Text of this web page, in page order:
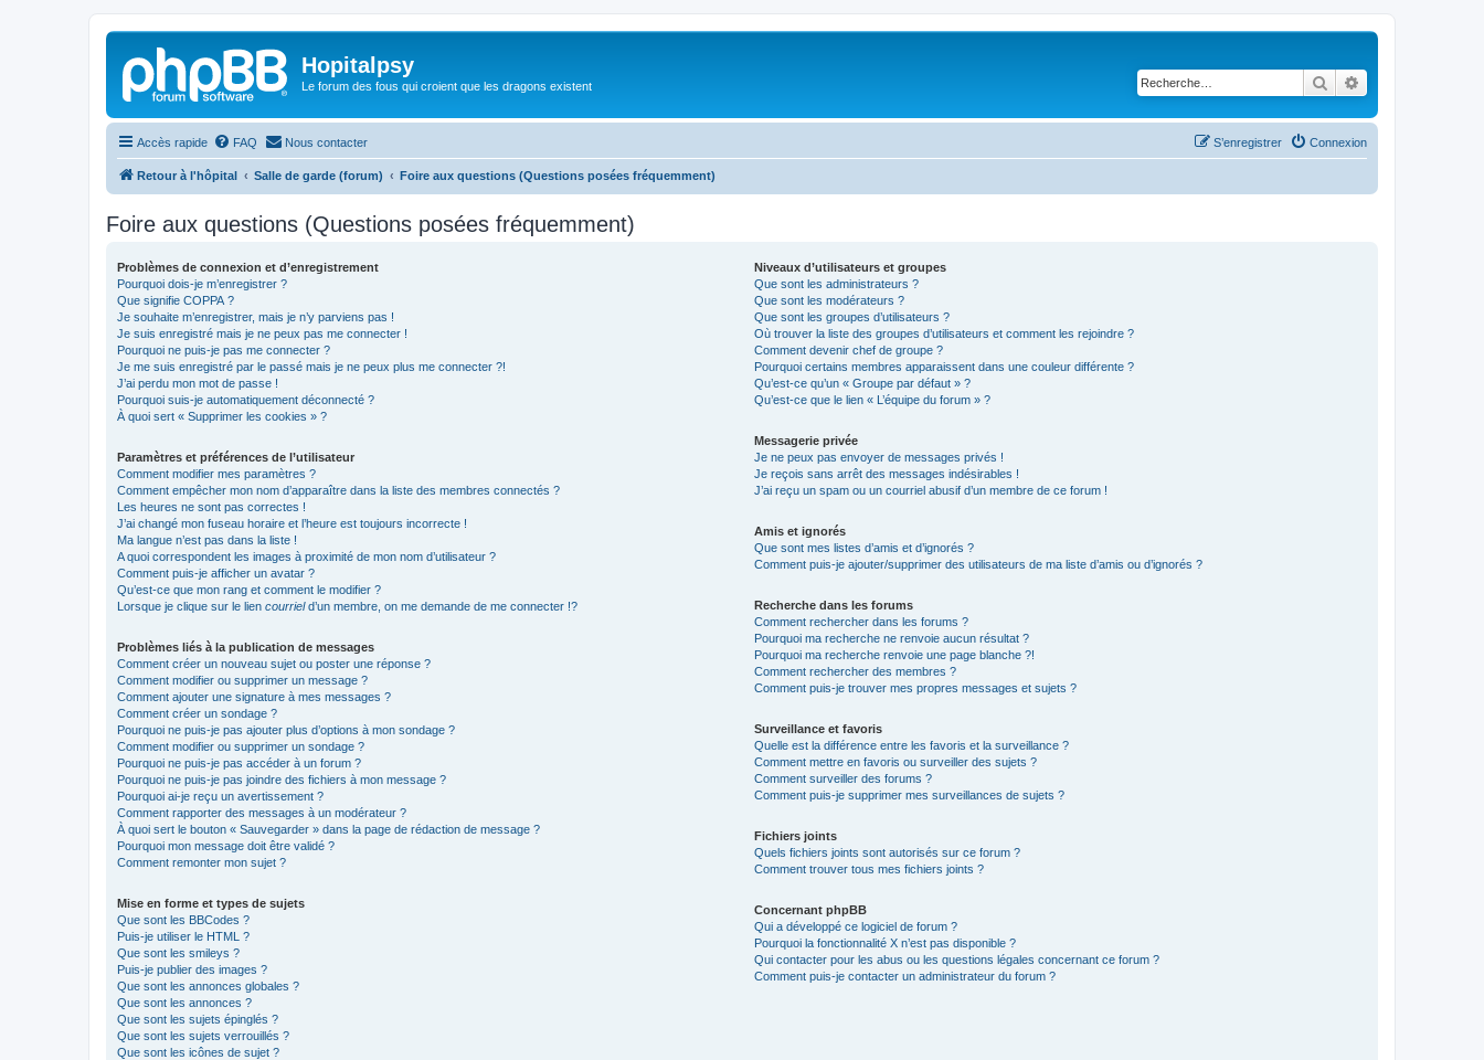
Hopitalpsy
Le forum des fous qui croient que les dragons existent Rechercher
Accès rapide FAQ Nous contacter Connexion
S’enregistrer
Retour à l'hôpital Salle de garde (forum) Foire aux questions (Questions posées fréquemment)
Foire aux questions (Questions posées fréquemment)
Problèmes de connexion et d’enregistrement
Pourquoi dois-je m’enregistrer ?
Que signifie COPPA ?
Je souhaite m’enregistrer, mais je n’y parviens pas !
Je suis enregistré mais je ne peux pas me connecter !
Pourquoi ne puis-je pas me connecter ?
Je me suis enregistré par le passé mais je ne peux plus me connecter ?!
J’ai perdu mon mot de passe !
Pourquoi suis-je automatiquement déconnecté ?
À quoi sert « Supprimer les cookies » ?
Paramètres et préférences de l’utilisateur
Comment modifier mes paramètres ?
Comment empêcher mon nom d’apparaître dans la liste des membres connectés ?
Les heures ne sont pas correctes !
J’ai changé mon fuseau horaire et l’heure est toujours incorrecte !
Ma langue n’est pas dans la liste !
A quoi correspondent les images à proximité de mon nom d’utilisateur ?
Comment puis-je afficher un avatar ?
Qu’est-ce que mon rang et comment le modifier ?
Lorsque je clique sur le lien courrield’un membre, on me demande de me connecter !?
Problèmes liés à la publication de messages
Comment créer un nouveau sujet ou poster une réponse ?
Comment modifier ou supprimer un message ?
Comment ajouter une signature à mes messages ?
Comment créer un sondage ?
Pourquoi ne puis-je pas ajouter plus d’options à mon sondage ?
Comment modifier ou supprimer un sondage ?
Pourquoi ne puis-je pas accéder à un forum ?
Pourquoi ne puis-je pas joindre des fichiers à mon message ?
Pourquoi ai-je reçu un avertissement ?
Comment rapporter des messages à un modérateur ?
À quoi sert le bouton « Sauvegarder » dans la page de rédaction de message ?
Pourquoi mon message doit être validé ?
Comment remonter mon sujet ?
Mise en forme et types de sujets
Que sont les BBCodes ?
Puis-je utiliser le HTML ?
Que sont les smileys ?
Puis-je publier des images ?
Que sont les annonces globales ?
Que sont les annonces ?
Que sont les sujets épinglés ?
Que sont les sujets verrouillés ?
Que sont les icônes de sujet ?
Niveaux d’utilisateurs et groupes
Que sont les administrateurs ?
Que sont les modérateurs ?
Que sont les groupes d’utilisateurs ?
Où trouver la liste des groupes d’utilisateurs et comment les rejoindre ?
Comment devenir chef de groupe ?
Pourquoi certains membres apparaissent dans une couleur différente ?
Qu’est-ce qu’un « Groupe par défaut » ?
Qu’est-ce que le lien « L’équipe du forum » ?
Messagerie privée
Je ne peux pas envoyer de messages privés !
Je reçois sans arrêt des messages indésirables !
J’ai reçu un spam ou un courriel abusif d’un membre de ce forum !
Amis et ignorés
Que sont mes listes d’amis et d’ignorés ?
Comment puis-je ajouter/supprimer des utilisateurs de ma liste d’amis ou d’ignorés ?
Recherche dans les forums
Comment rechercher dans les forums ?
Pourquoi ma recherche ne renvoie aucun résultat ?
Pourquoi ma recherche renvoie une page blanche ?!
Comment rechercher des membres ?
Comment puis-je trouver mes propres messages et sujets ?
Surveillance et favoris
Quelle est la différence entre les favoris et la surveillance ?
Comment mettre en favoris ou surveiller des sujets ?
Comment surveiller des forums ?
Comment puis-je supprimer mes surveillances de sujets ?
Fichiers joints
Quels fichiers joints sont autorisés sur ce forum ?
Comment trouver tous mes fichiers joints ?
Concernant phpBB
Qui a développé ce logiciel de forum ?
Pourquoi la fonctionnalité X n’est pas disponible ?
Qui contacter pour les abus ou les questions légales concernant ce forum ?
Comment puis-je contacter un administrateur du forum ?